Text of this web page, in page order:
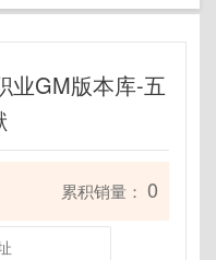
业GM版本库-五
累积销量： 0